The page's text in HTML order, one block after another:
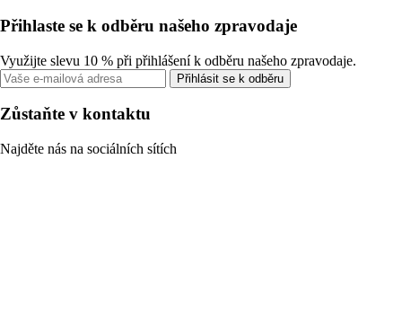
Přihlaste se k odběru našeho zpravodaje
Využijte slevu 10 % při přihlášení k odběru našeho zpravodaje.
Přihlásit se k odběru
Zůstaňte v kontaktu
Najděte nás na sociálních sítích